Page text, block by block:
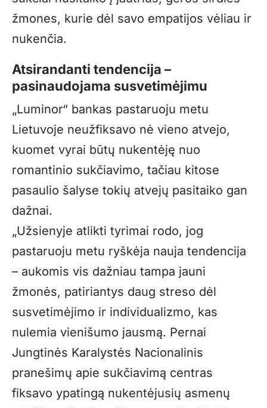
žmones, kurie dėl savo empatijos vėliau ir
nukenčia.
Atsirandanti tendencija –
pasinaudojama susvetimėjimu
„Luminor“ bankas pastaruoju metu
Lietuvoje neužfiksavo nė vieno atvejo,
kuomet vyrai būtų nukentėję nuo
romantinio sukčiavimo, tačiau kitose
pasaulio šalyse tokių atvejų pasitaiko gan
dažnai.
„Užsienyje atlikti tyrimai rodo, jog
pastaruoju metu ryškėja nauja tendencija
– aukomis vis dažniau tampa jauni
žmonės, patiriantys daug streso dėl
susvetimėjimo ir individualizmo, kas
nulemia vienišumo jausmą. Pernai
Jungtinės Karalystės Nacionalinis
pranešimų apie sukčiavimą centras
fiksavo ypatingą nukentėjusių asmenų